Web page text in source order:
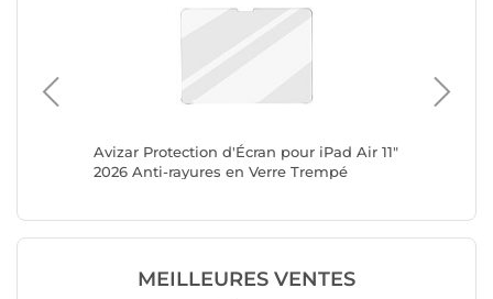
Avizar Protection d'Écran pour iPad Air 11"
2026 Anti-rayures en Verre Trempé
MEILLEURES VENTES